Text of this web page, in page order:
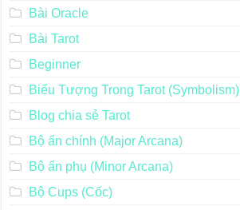
Bài Oracle
Bài Tarot
Beginner
Biểu Tượng Trong Tarot (Symbolism)
Blog chia sẻ Tarot
Bộ ẩn chính (Major Arcana)
Bộ ẩn phụ (Minor Arcana)
Bộ Cups (Cốc)